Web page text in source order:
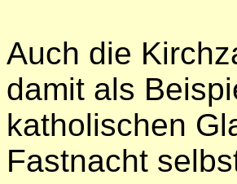
Auch die
damit als
katholischen
Fastnacht